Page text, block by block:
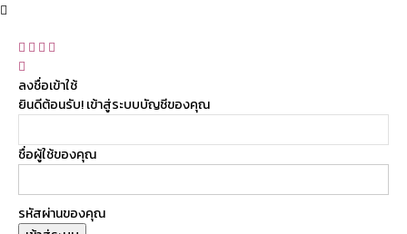
ลงชื่อเข้าใช้
ยินดีต้อนรับ! เข้าสู่ระบบบัญชีของคุณ
ชื่อผู้ใช้ของคุณ
รหัสผ่านของคุณ